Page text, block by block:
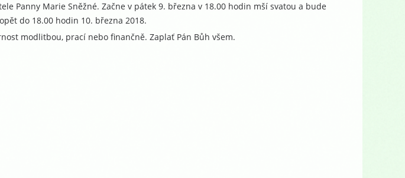
Panny Marie Sněžné. Začne v pátek 9. března v 18.00 hodin mší svatou a bude
do 18.00 hodin 10. března 2018.
modlitbou, prací nebo finančně. Zaplať Pán Bůh všem.